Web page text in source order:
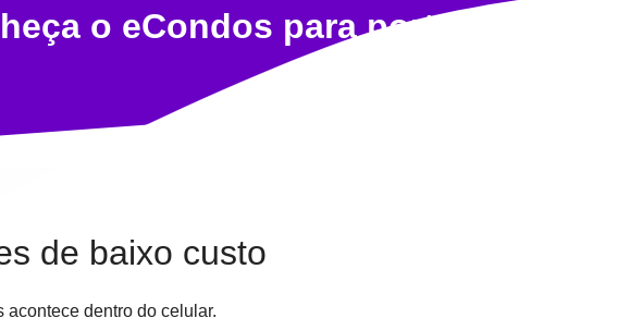
o eCondos para portarias
de baixo custo
acontece dentro do celular.